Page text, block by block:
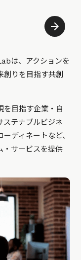
は、アクションを
りを目指す共創
を目指す企業・自
ステナブルビジネ
ディネートなど、
・サービスを提供